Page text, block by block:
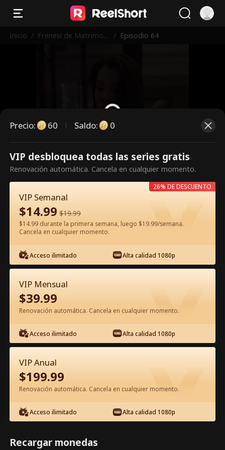
Inicio / Frenesí de Matrimoni / Episodio 64
Es un episodio de pago.
Desbloquéalo para verlo.
60
Episodio 64 - Frenesí de Matrimonio
Relámpago del CEO Película
Completa
1-50 51-87 Todos los Episodios
64 65 67
Precio: 60 Saldo: 0
VIP desbloquea todas las series gratis
Renovación automática. Cancela en cualquier momento.
VIP Semanal
$14.99 $19.99
$14.99 durante la primera semana, luego $19.99/semana.
Cancela en cualquier momento.
Acceso ilimitado Alta calidad 1080p
26% DE DESCUENTO
VIP Mensual
$39.99
Renovación automática. Cancela en cualquier momento.
Acceso ilimitado Alta calidad 1080p
VIP Anual
$199.99
Renovación automática. Cancela en cualquier momento.
Acceso ilimitado Alta calidad 1080p
Recargar monedas